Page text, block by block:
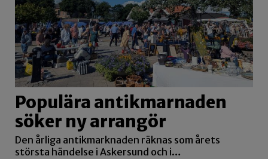
Populära antikmarnaden
söker ny arrangör
Den årliga antikmarknaden räknas som årets
största händelse i Askersund och i…